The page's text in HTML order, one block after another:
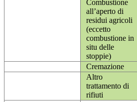
Combustione
all’aperto di
residui agricoli
(eccetto
combustione in
situ delle
stoppie)
Cremazione
Altro
trattamento di
rifiuti